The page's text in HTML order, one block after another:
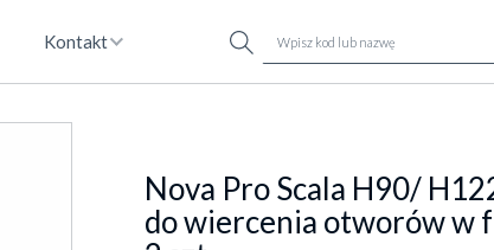
Kontakt
Nova Pro Scala H90/
do wiercenia otworów w